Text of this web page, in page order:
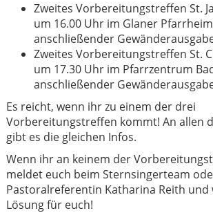
Zweites Vorbereitungstreffen St.
um 16.00 Uhr im Glaner
anschließender
Zweites Vorbereitungstreffen St.
um 17.30 Uhr im Pfarrzentrum
anschließender
Es reicht, wenn ihr zu einem der drei
Vorbereitungstreffen kommt! An allen
gibt es die gleichen Infos.
Wenn ihr an keinem der
meldet euch beim Sternsingerteam
Pastoralreferentin Katharina Reith und
Lösung für euch!